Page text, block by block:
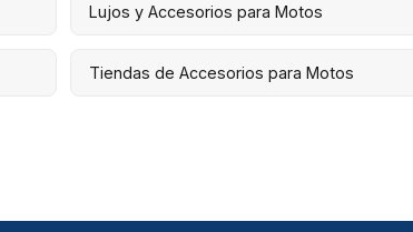
Lujos y Accesorios para Motos
Tiendas de Accesorios para Motos